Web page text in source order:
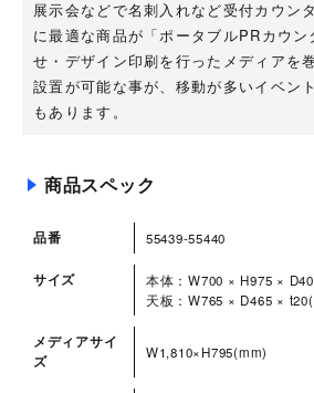
展示会などで名刺入れなど受付カウン
に最適な商品が「ポータブルPRカウン
せ・デザイン印刷を行ったメディアを
設置が可能な事が、移動が多いイベン
もあります。
商品スペック
品番 55439-55440
サイズ
本体：W700 × H975 ×
天板：W765 × D465 ×
メディアサイ
ズ
W1,810×H795(mm)